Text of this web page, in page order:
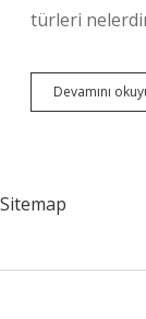
türleri
Devamını
Sitemap